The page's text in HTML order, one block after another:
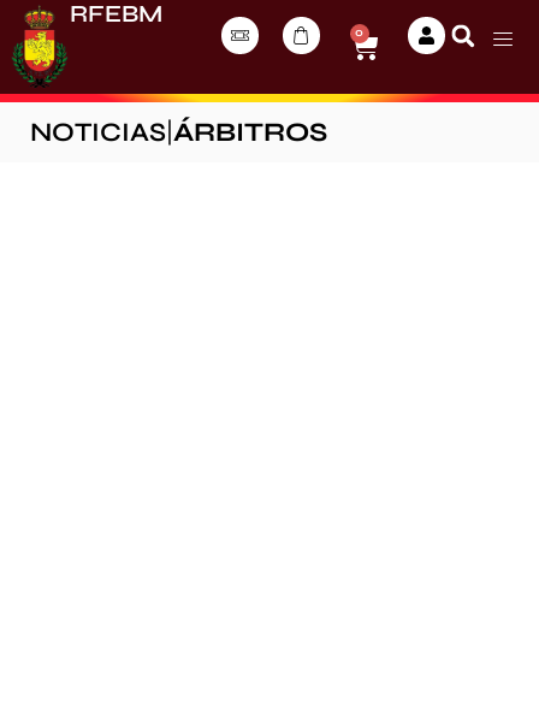
RFEBM
0
NOTICIAS ÁRBITROS